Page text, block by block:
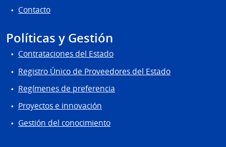
Contacto
Políticas y Gestión
Contrataciones del Estado
Registro Único de Proveedores del Estado
Regímenes de preferencia
Proyectos e innovación
Gestión del conocimiento